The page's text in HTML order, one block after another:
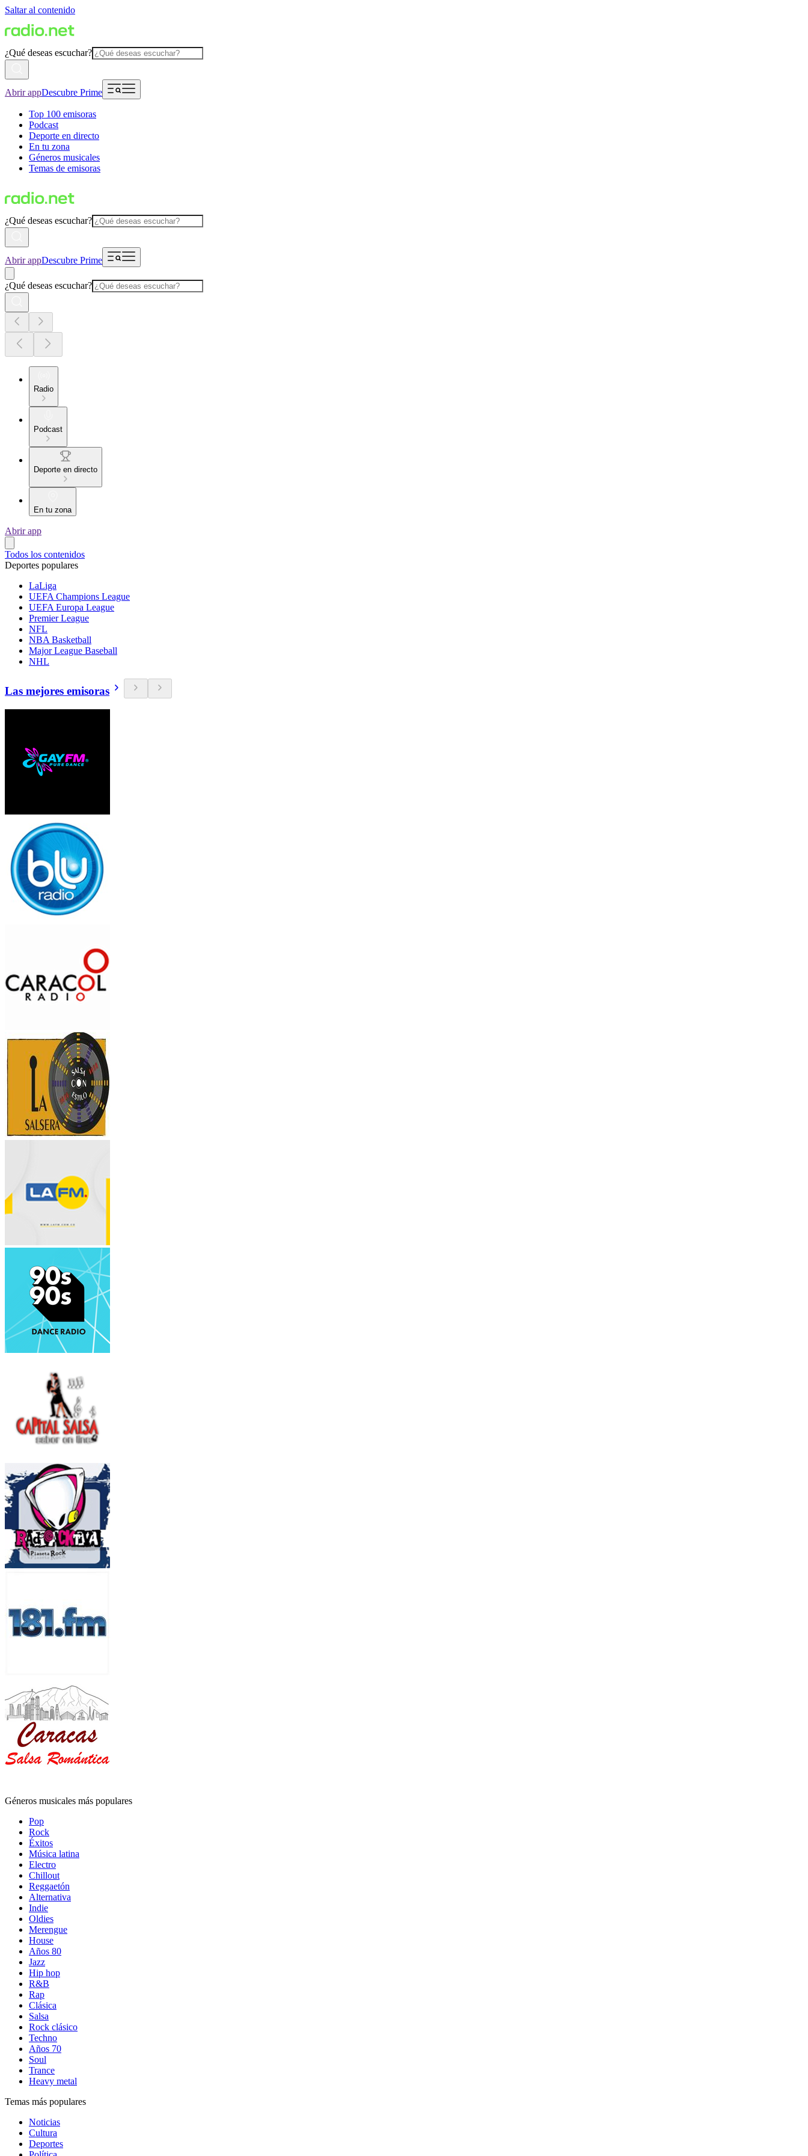
Saltar al contenido
¿Qué deseas escuchar?
Abrir appDescubre Prime
Top 100 emisoras
Podcast
Deporte en directo
En tu zona
Géneros musicales
Temas de emisoras
¿Qué deseas escuchar?
Abrir appDescubre Prime
¿Qué deseas escuchar?
Radio
Podcast
Deporte en directo
En tu zona
Abrir app
Todos los contenidos
Deportes populares
LaLiga
UEFA Champions League
UEFA Europa League
Premier League
NFL
NBA Basketball
Major League Baseball
NHL
Las mejores emisoras
Géneros musicales más populares
Pop
Rock
Éxitos
Música latina
Electro
Chillout
Reggaetón
Alternativa
Indie
Oldies
Merengue
House
Años 80
Jazz
Hip hop
R&B
Rap
Clásica
Salsa
Rock clásico
Techno
Años 70
Soul
Trance
Heavy metal
Temas más populares
Noticias
Cultura
Deportes